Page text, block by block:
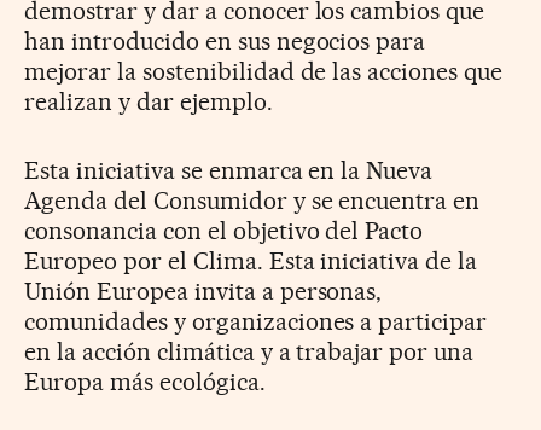
demostrar y dar a conocer los cambios que
han introducido en sus negocios para
mejorar la sostenibilidad de las acciones que
realizan y dar ejemplo.
Esta iniciativa se enmarca en la Nueva
Agenda del Consumidor y se encuentra en
consonancia con el objetivo del Pacto
Europeo por el Clima. Esta iniciativa de la
Unión Europea invita a personas,
comunidades y organizaciones a participar
en la acción climática y a trabajar por una
Europa más ecológica.